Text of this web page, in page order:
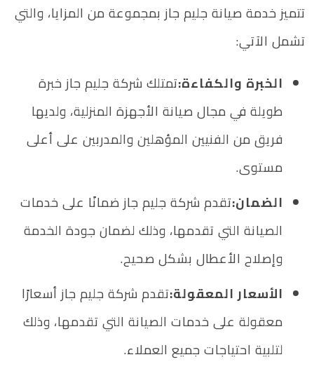
تتميز خدمة صيانة جليم جاز بمجموعة من المزايا، والتي
تشمل الآتي:
الخبرة والكفاءة:تمتلك شركة جليم جاز خبرة
طويلة في مجال صيانة الأجهزة المنزلية، ولديها
فريق من الفنيين المؤهلين والمدربين على أعلى
مستوى.
الضمان:تقدم شركة جليم جاز ضمانًا على خدمات
الصيانة التي تقدمها، وذلك لضمان جودة الخدمة
وإصلاح الأعطال بشكل صحيح.
الأسعار المعقولة:تقدم شركة جليم جاز أسعارًا
معقولة على خدمات الصيانة التي تقدمها، وذلك
لتلبية احتياجات جميع العملاء.